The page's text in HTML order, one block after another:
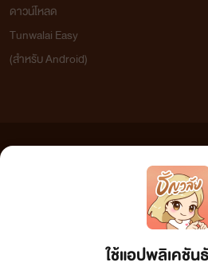
ใช้แอปพลิเคชั
ดาวน์โหลด
Tunwalai Easy
(สำหรับ Android)
เว็บไซต์แห่งนี้ไม่ได้เห็นด้วยและไม่ขอรับผิดชอบต่อข้อความใ
วิจารณญาณในการกลั่นกรองด้วยตนเอง และหากท่านพบข้อ
กรุณาแจ้งมาที่ tunwalai@ookbee.com เพื่อทีมงานจะได้ดำ
ลิขสิทธิ์ตามพระราชบัญญัติลิขสิทธิ์ (ฉบับเพิ่มเติม) พ.ศ.2558